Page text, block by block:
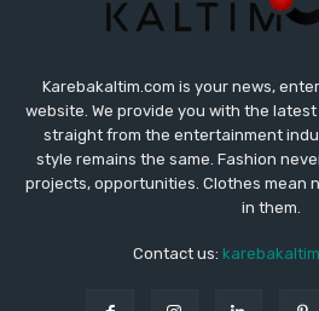
Karebakaltim.com is your news,
website. We provide you with the
straight from the entertainment
style remains the same. Fashion
projects, opportunities. Clothes mean
in them.
Contact us: